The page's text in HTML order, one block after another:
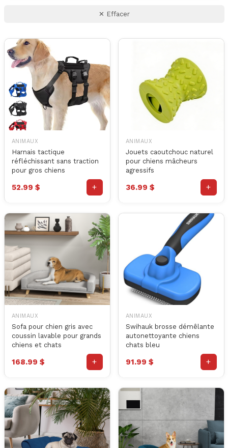
✕ Effacer
ANIMAUX
Harnais tactique
réfléchissant sans traction
pour gros chiens
52.99 $ +
ANIMAUX
Jouets caoutchouc naturel
pour chiens mâcheurs
agressifs
36.99 $ +
ANIMAUX
Sofa pour chien gris avec
coussin lavable pour grands
chiens et chats
168.99 $ +
ANIMAUX
Swihauk brosse démêlante
autonettoyante chiens
chats bleu
91.99 $ +